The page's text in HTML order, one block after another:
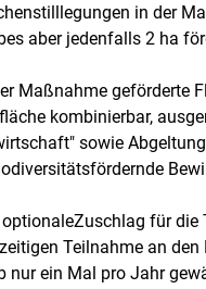
in der
aber jedenfalls 2 ha
Maßnahme geförderte
kombinierbar,
sowie
optionaleZuschlag für
Teilnahme an
nur ein Mal pro Jahr